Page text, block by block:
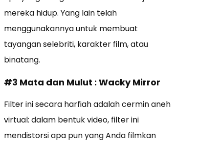
mereka hidup. Yang lain telah
menggunakannya untuk membuat
tayangan selebriti, karakter film, atau
binatang.
#3 Mata dan Mulut : Wacky Mirror
Filter ini secara harfiah adalah cermin aneh
virtual: dalam bentuk video, filter ini
mendistorsi apa pun yang Anda filmkan